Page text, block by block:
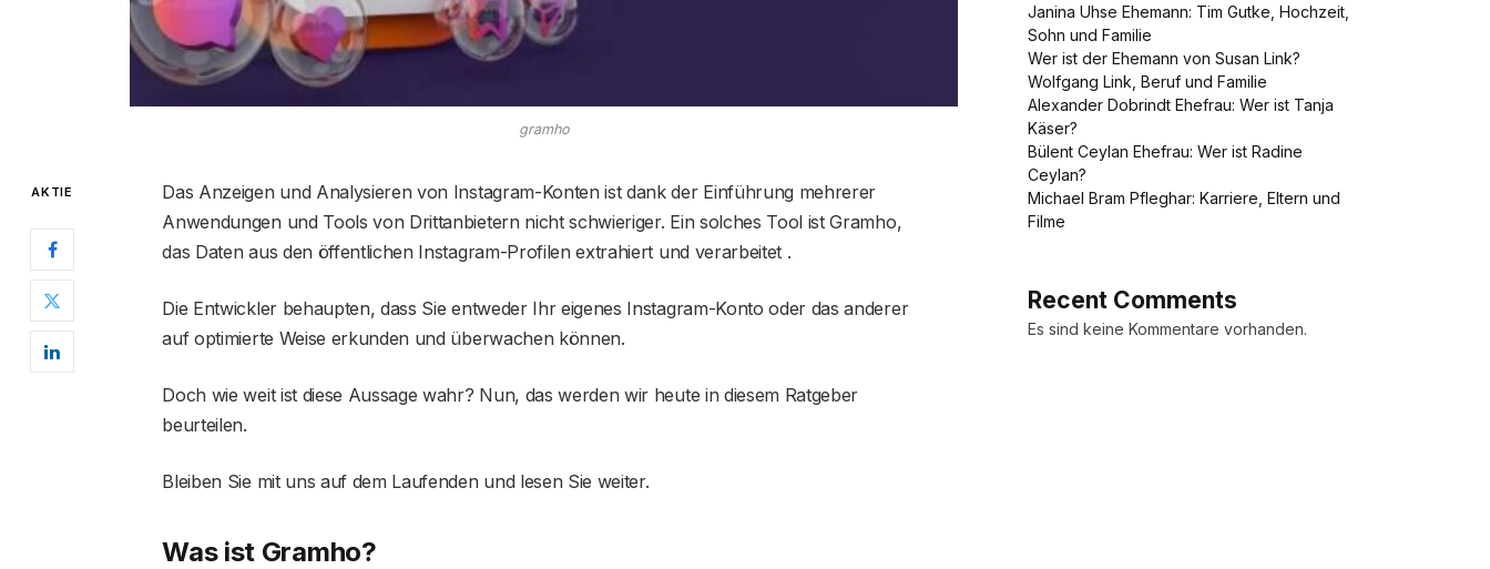
gramho
AKTIE
Das Anzeigen und Analysieren von Instagram-Konten ist dank der Einführung mehrerer
Anwendungen und Tools von Drittanbietern nicht schwieriger. Ein solches Tool ist Gramho,
das Daten aus den öffentlichen Instagram-Profilen extrahiert und verarbeitet .
Die Entwickler behaupten, dass Sie entweder Ihr eigenes Instagram-Konto oder das anderer
auf optimierte Weise erkunden und überwachen können.
Doch wie weit ist diese Aussage wahr? Nun, das werden wir heute in diesem Ratgeber
beurteilen.
Bleiben Sie mit uns auf dem Laufenden und lesen Sie weiter.
Was ist Gramho?
Janina Uhse Ehemann: Tim Gutke, Hochzeit,
Sohn und Familie
Wer ist der Ehemann von Susan Link?
Wolfgang Link, Beruf und Familie
Alexander Dobrindt Ehefrau: Wer ist Tanja
Käser?
Bülent Ceylan Ehefrau: Wer ist Radine
Ceylan?
Michael Bram Pfleghar: Karriere, Eltern und
Filme
Recent Comments
Es sind keine Kommentare vorhanden.